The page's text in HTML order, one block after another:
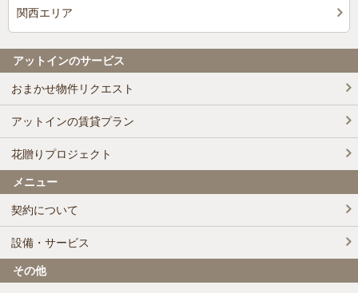
関西エリア
アットインのサービス
おまかせ物件リクエスト
アットインの賃貸プラン
花贈りプロジェクト
メニュー
契約について
設備・サービス
その他